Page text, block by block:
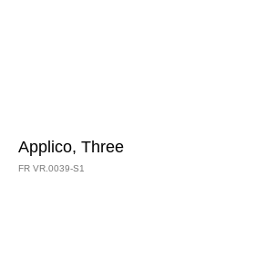
Applico, Three
FR VR.0039-S1